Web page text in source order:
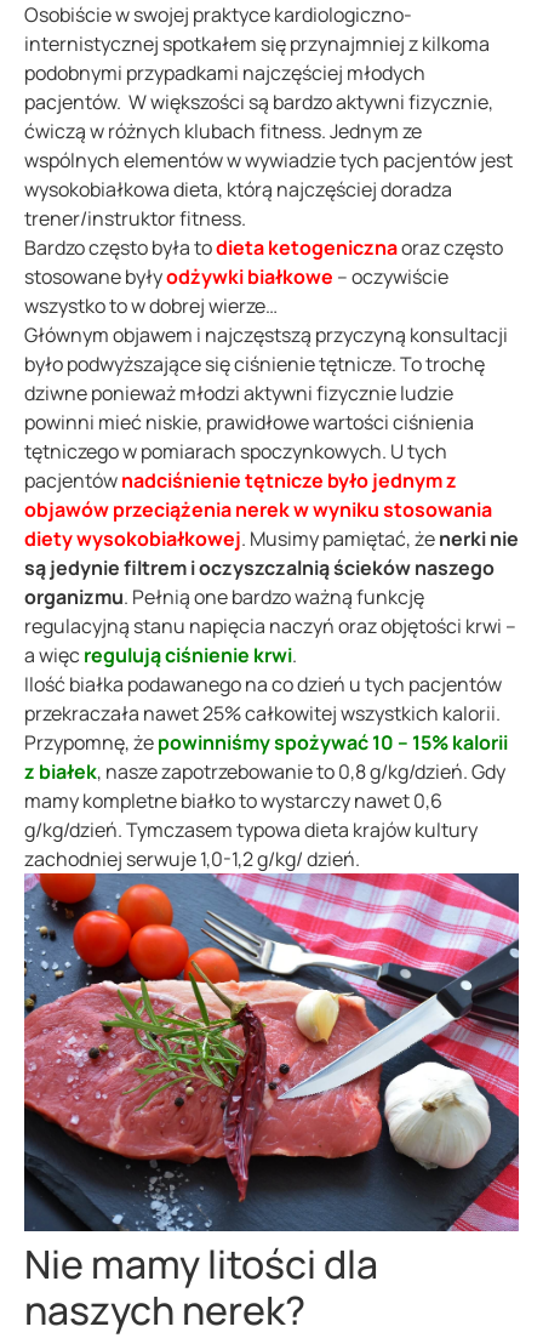
Osobiście w swojej praktyce kardiologiczno-
internistycznej spotkałem się przynajmniej z kilkoma
podobnymi przypadkami najczęściej młodych
pacjentów. W większości są bardzo aktywni fizycznie,
ćwiczą w różnych klubach fitness. Jednym ze
wspólnych elementów w wywiadzie tych pacjentów jest
wysokobiałkowa dieta, którą najczęściej doradza
trener/instruktor fitness.
Bardzo często była todieta ketogenicznaoraz często
stosowane byłyodżywki białkowe – oczywiście
wszystko to w dobrej wierze…
Głównym objawem i najczęstszą przyczyną konsultacji
było podwyższające się ciśnienie tętnicze. To trochę
dziwne ponieważ młodzi aktywni fizycznie ludzie
powinni mieć niskie, prawidłowe wartości ciśnienia
tętniczego w pomiarach spoczynkowych. U tych
pacjentównadciśnienie tętnicze było jednym z
objawów przeciążenia nerek w wyniku stosowania
diety wysokobiałkowej. Musimy pamiętać, żenerki nie
są jedynie filtrem i oczyszczalnią ścieków naszego
organizmu. Pełnią one bardzo ważną funkcję
regulacyjną stanu napięcia naczyń oraz objętości krwi –
a więcregulują ciśnienie krwi.
Ilość białka podawanego na co dzień u tych pacjentów
przekraczała nawet 25% całkowitej wszystkich kalorii.
Przypomnę, żepowinniśmy spożywać 10 – 15% kalorii
z białek, nasze zapotrzebowanie to 0,8 g/kg/dzień. Gdy
mamy kompletne białko to wystarczy nawet 0,6
g/kg/dzień. Tymczasem typowa dieta krajów kultury
zachodniej serwuje 1,0-1,2 g/kg/ dzień.
Nie mamy litości dla
naszych nerek?